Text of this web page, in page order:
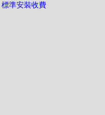
標準安裝收費